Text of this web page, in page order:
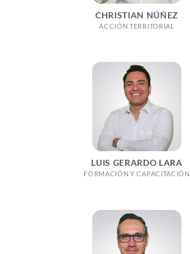
CHRISTIAN NÚÑEZ
ACCIÓN TERRITORIAL
LUIS GERARDO LARA
FORMACIÓN Y CAPACITACIÓN